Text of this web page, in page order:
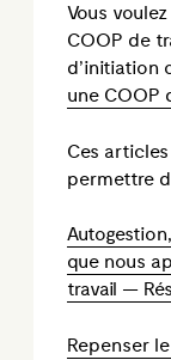
Vous
COOP de
d’initiation
une COOP
Ces
permettre
que nous
travail —
Repenser